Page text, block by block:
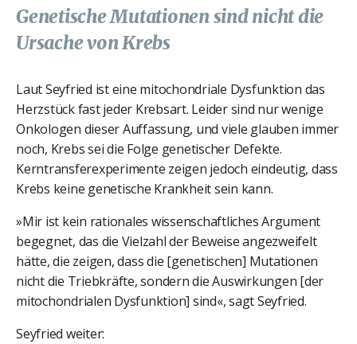
Genetische Mutationen sind nicht die
Ursache von Krebs
Laut Seyfried ist eine mitochondriale Dysfunktion das
Herzstück fast jeder Krebsart. Leider sind nur wenige
Onkologen dieser Auffassung, und viele glauben immer
noch, Krebs sei die Folge genetischer Defekte.
Kerntransferexperimente zeigen jedoch eindeutig, dass
Krebs keine genetische Krankheit sein kann.
»Mir ist kein rationales wissenschaftliches Argument
begegnet, das die Vielzahl der Beweise angezweifelt
hätte, die zeigen, dass die [genetischen] Mutationen
nicht die Triebkräfte, sondern die Auswirkungen [der
mitochondrialen Dysfunktion] sind«, sagt Seyfried.
Seyfried weiter: